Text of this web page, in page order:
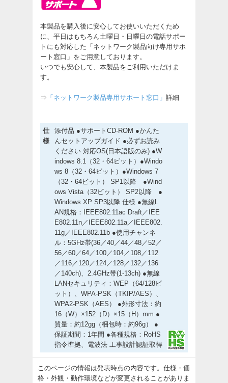
本製品を購入後に安心してお使いいただくため
に、平日はもちろん土曜日・日曜日の電話サポー
トにも対応した「ネットワーク製品向け専用サポ
ート窓口」をご用意しております。
いつでも安心して、本製品をご利用いただけま
す。
⇒ 「ネットワーク製品専用サポート窓口」 詳細
仕
様
添付品 ●サポートCD-ROM ●かんた
んセットアップガイド ●必ずお読み
ください 対応OS(日本語版のみ) ●W
indows 8.1（32・64ビット）●Windo
ws 8（32・64ビット）●Windows 7
（32・64ビット） SP1以降 ●Wind
ows Vista（32ビット） SP2以降 ●
Windows XP SP3以降 仕様 ●無線L
AN規格：IEEE802.11ac Draft／IEE
E802.11n／IEEE802.11a／IEEE802.
11g／IEEE802.11b ●使用チャンネ
ル：5GHz帯(36／40／44／48／52／
56／60／64／100／104／108／112
／116／120／124／128／132／136
／140ch)、2.4GHz帯(1-13ch) ●無線
LANセキュリティ：WEP（64/128ビ
ット）、WPA-PSK（TKIP/AES）、
WPA2-PSK（AES） ●外形寸法：約
16（W）×152（D）×15（H）mm ●
質量：約12gg（梱包時：約96g） ●
保証期間：1年間 ●各種規格：RoHS
指令準拠、電波法 工事設計認証取得
このページの情報は発表時点の内容です。仕様・価
格・外観・動作環境などが変更されることがありま